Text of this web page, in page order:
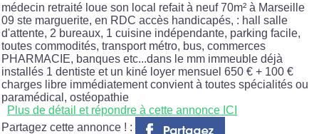
médecin retraité loue son local refait à neuf 70m² à Marseille
09 ste marguerite, en RDC accès handicapés, : hall salle
d'attente, 2 bureaux, 1 cuisine indépendante, parking facile,
toutes commodités, transport métro, bus, commerces
PHARMACIE, banques etc...dans le mm immeuble déjà
installés 1 dentiste et un kiné loyer mensuel 650 € + 100 €
charges libre immédiatement convient à toutes spécialités ou
paramédical, ostéopathie
Plus de détail et répondre à cette annonce ICI
Partagez cette annonce ! :